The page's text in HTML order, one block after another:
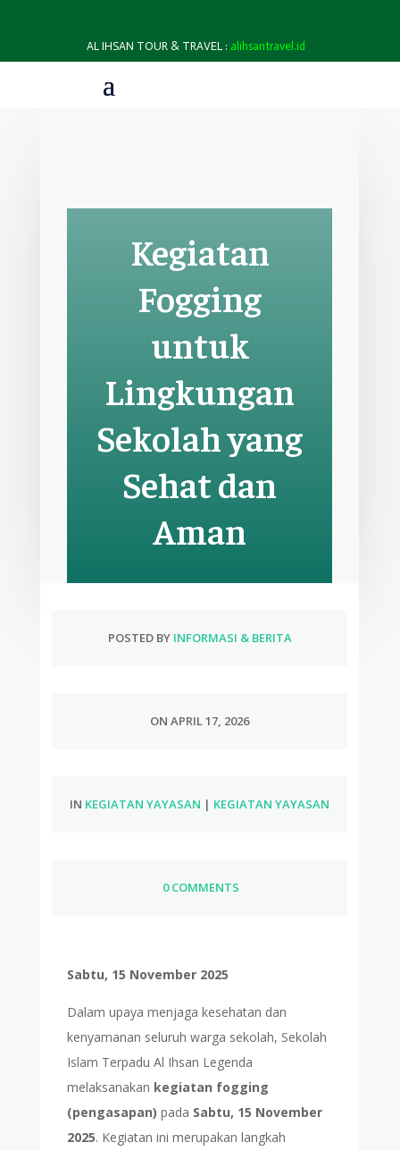
AL IHSAN TOUR & TRAVEL : alihsantravel.id
Kegiatan
Fogging
untuk
Lingkungan
Sekolah yang
Sehat dan
Aman
POSTED BY INFORMASI & BERITA
ON APRIL 17, 2026
IN KEGIATAN YAYASAN | KEGIATAN YAYASAN
0 COMMENTS
Sabtu, 15 November 2025
Dalam upaya menjaga kesehatan dan
kenyamanan seluruh warga sekolah, Sekolah
Islam Terpadu Al Ihsan Legenda
melaksanakan kegiatan fogging
(pengasapan) pada Sabtu, 15 November
2025. Kegiatan ini merupakan langkah